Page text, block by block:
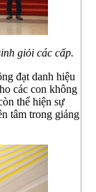
giỏi các cấp.
đạt danh hiệu
các con không
thể hiện sự
tâm trong giảng